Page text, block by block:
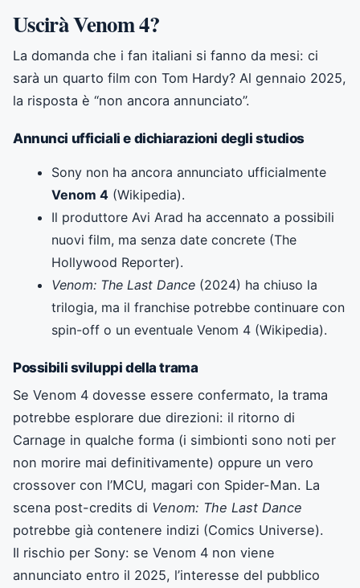
Uscirà Venom 4?
La domanda che i fan italiani si fanno da mesi: ci
sarà un quarto film con Tom Hardy? Al gennaio 2025,
la risposta è “non ancora annunciato”.
Annunci ufficiali e dichiarazioni degli studios
Sony non ha ancora annunciato ufficialmente
Venom 4 (Wikipedia).
Il produttore Avi Arad ha accennato a possibili
nuovi film, ma senza date concrete (The
Hollywood Reporter).
Venom: The Last Dance (2024) ha chiuso la
trilogia, ma il franchise potrebbe continuare con
spin-off o un eventuale Venom 4 (Wikipedia).
Possibili sviluppi della trama
Se Venom 4 dovesse essere confermato, la trama
potrebbe esplorare due direzioni: il ritorno di
Carnage in qualche forma (i simbionti sono noti per
non morire mai definitivamente) oppure un vero
crossover con l’MCU, magari con Spider-Man. La
scena post-credits di Venom: The Last Dance
potrebbe già contenere indizi (Comics Universe).
Il rischio per Sony: se Venom 4 non viene
annunciato entro il 2025, l’interesse del pubblico